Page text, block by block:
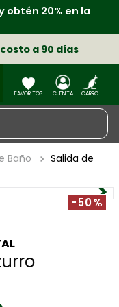
obtén 20% en la
a 90 días
Baño
Salida de
-50%